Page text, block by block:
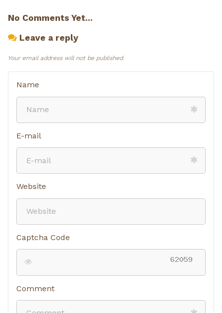
No Comments Yet...
Leave a reply
Your email address will not be published.
Name
E-mail
Website
Captcha Code
Comment